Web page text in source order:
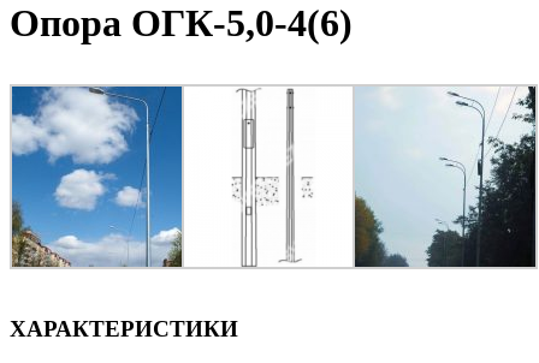
Опора ОГК-5,0-4(6)
ХАРАКТЕРИСТИКИ